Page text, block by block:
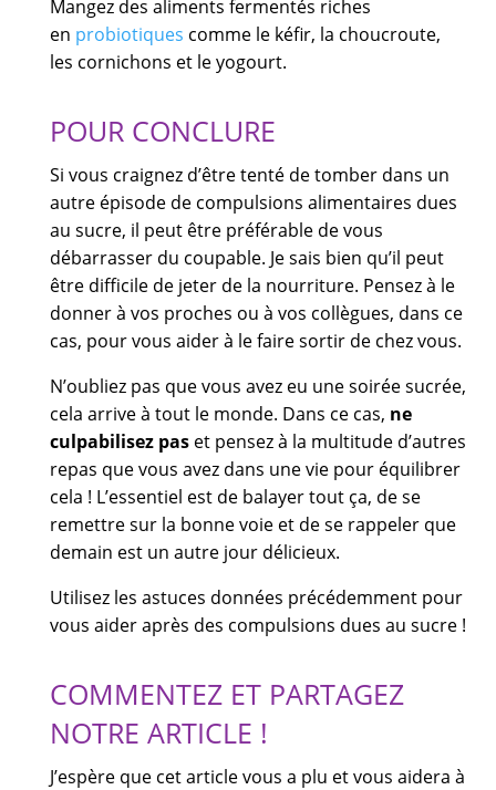
Mangez des aliments fermentés riches
en probiotiques comme le kéfir, la choucroute,
les cornichons et le yogourt.
POUR CONCLURE
Si vous craignez d’être tenté de tomber dans un
autre épisode de compulsions alimentaires dues
au sucre, il peut être préférable de vous
débarrasser du coupable. Je sais bien qu’il peut
être difficile de jeter de la nourriture. Pensez à le
donner à vos proches ou à vos collègues, dans ce
cas, pour vous aider à le faire sortir de chez vous.
N’oubliez pas que vous avez eu une soirée sucrée,
cela arrive à tout le monde. Dans ce cas, ne
culpabilisez paset pensez à la multitude d’autres
repas que vous avez dans une vie pour équilibrer
cela ! L’essentiel est de balayer tout ça, de se
remettre sur la bonne voie et de se rappeler que
demain est un autre jour délicieux.
Utilisez les astuces données précédemment pour
vous aider après des compulsions dues au sucre !
COMMENTEZ ET PARTAGEZ
NOTRE ARTICLE !
J’espère que cet article vous a plu et vous aidera à